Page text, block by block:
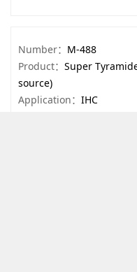
Number： M-488
Product： Super
source)
Application： IHC